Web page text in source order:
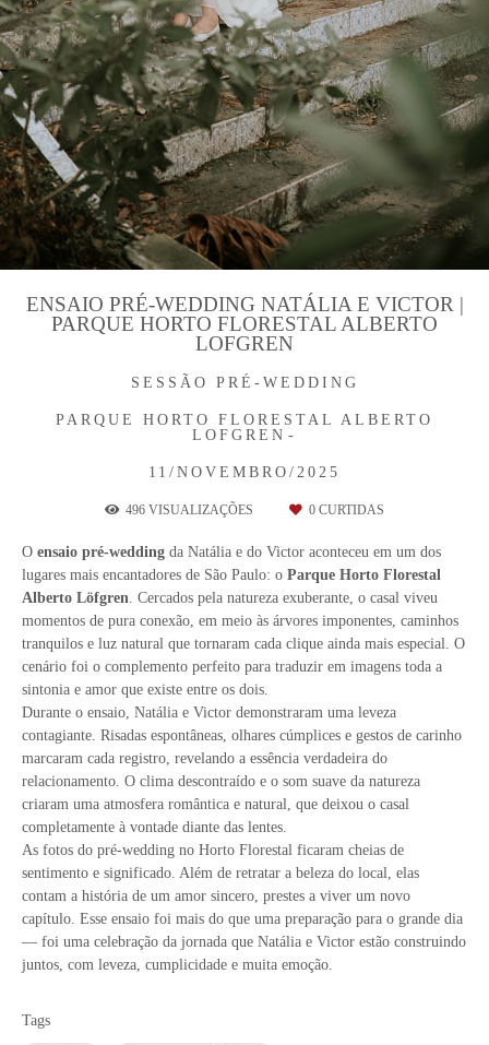
SESSÃO PRÉ-WEDDING
PARQUE HORTO FLORESTAL ALBERTO
LOFGREN
11/NOVEMBRO/2025
ENSAIO PRÉ-WEDDING NATÁLIA E VICTOR |
PARQUE HORTO FLORESTAL ALBERTO
LOFGREN
496 VISUALIZAÇÕES 0 CURTIDAS
O ensaio pré-wedding da Natália e do Victor aconteceu em um dos
lugares mais encantadores de São Paulo: o Parque Horto Florestal
Alberto Löfgren. Cercados pela natureza exuberante, o casal viveu
momentos de pura conexão, em meio às árvores imponentes, caminhos
tranquilos e luz natural que tornaram cada clique ainda mais especial. O
cenário foi o complemento perfeito para traduzir em imagens toda a
sintonia e amor que existe entre os dois.
Durante o ensaio, Natália e Victor demonstraram uma leveza
contagiante. Risadas espontâneas, olhares cúmplices e gestos de carinho
marcaram cada registro, revelando a essência verdadeira do
relacionamento. O clima descontraído e o som suave da natureza
criaram uma atmosfera romântica e natural, que deixou o casal
completamente à vontade diante das lentes.
As fotos do pré-wedding no Horto Florestal ficaram cheias de
sentimento e significado. Além de retratar a beleza do local, elas
contam a história de um amor sincero, prestes a viver um novo
capítulo. Esse ensaio foi mais do que uma preparação para o grande dia
— foi uma celebração da jornada que Natália e Victor estão construindo
juntos, com leveza, cumplicidade e muita emoção.
Tags